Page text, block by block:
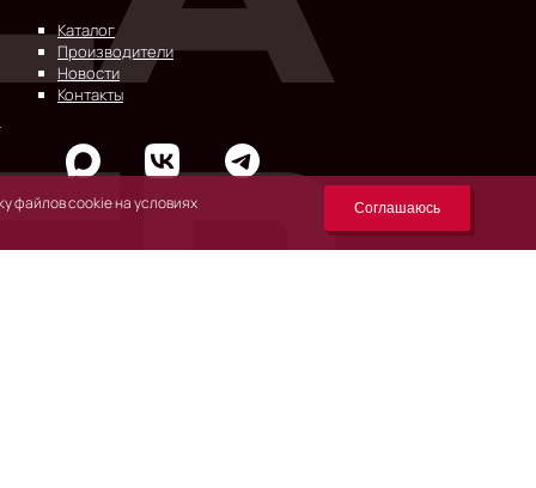
Каталог
Производители
Новости
Контакты
файлов cookie на условиях
Соглашаюсь